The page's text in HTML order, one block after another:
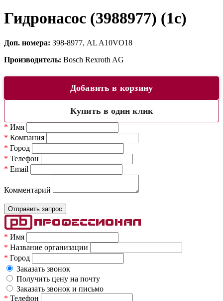
Гидронасос (3988977) (1c)
Доп. номера: 398-8977, AL A10VO18
Производитель: Bosch Rexroth AG
Добавить в корзину
Купить в один клик
* Имя
* Компания
* Город
* Телефон
* Email
Комментарий
* Имя
* Название организации
* Город
Заказать звонок
Получить цену на почту
Заказать звонок и письмо
* Телефон